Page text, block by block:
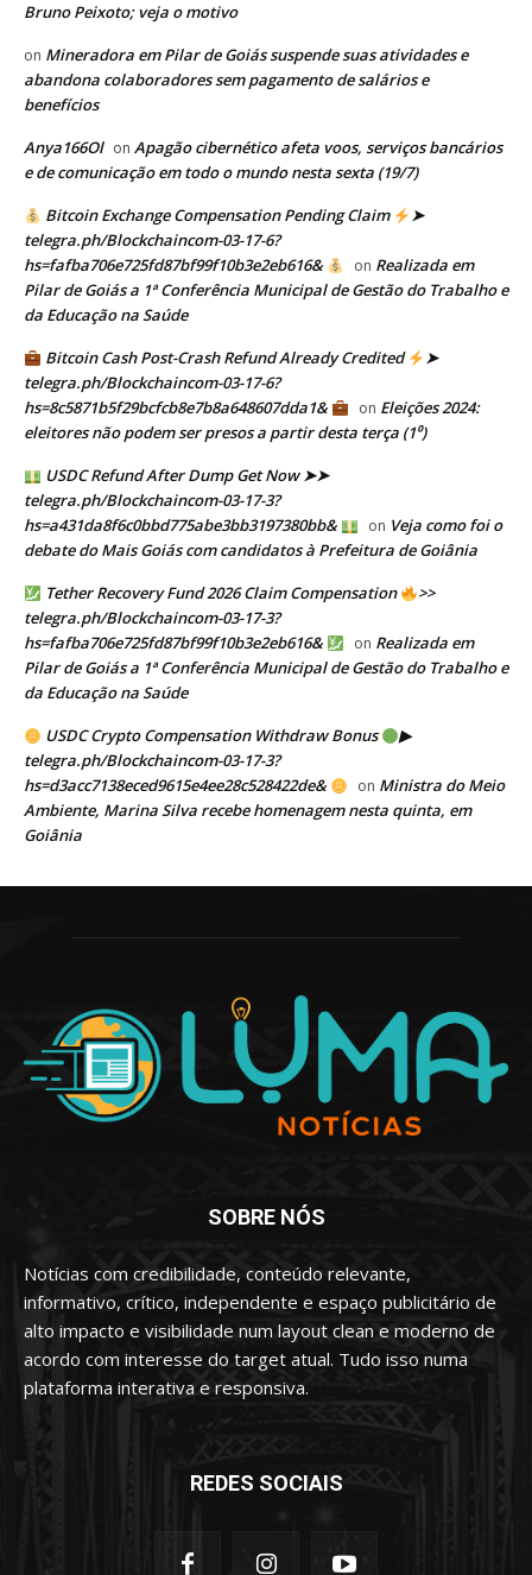
Bruno Peixoto; veja o motivo
on Mineradora em Pilar de Goiás suspende suas atividades e
abandona colaboradores sem pagamento de salários e
benefícios
Anya166Ol on Apagão cibernético afeta voos, serviços bancários
e de comunicação em todo o mundo nesta sexta (19/7)
Bitcoin Exchange Compensation Pending Claim
➤
telegra.ph/Blockchaincom-03-17-6?
hs=fafba706e725fd87bf99f10b3e2eb616&
on Realizada em
Pilar de Goiás a 1ª Conferência Municipal de Gestão do Trabalho e
da Educação na Saúde
Bitcoin Cash Post-Crash Refund Already Credited
➤
telegra.ph/Blockchaincom-03-17-6?
hs=8c5871b5f29bcfcb8e7b8a648607dda1&
on Eleições 2024:
eleitores não podem ser presos a partir desta terça (1⁰)
USDC Refund After Dump Get Now ➤➤
telegra.ph/Blockchaincom-03-17-3?
hs=a431da8f6c0bbd775abe3bb3197380bb&
on Veja como foi o
debate do Mais Goiás com candidatos à Prefeitura de Goiânia
Tether Recovery Fund 2026 Claim Compensation
>>
telegra.ph/Blockchaincom-03-17-3?
hs=fafba706e725fd87bf99f10b3e2eb616&
on Realizada em
Pilar de Goiás a 1ª Conferência Municipal de Gestão do Trabalho e
da Educação na Saúde
USDC Crypto Compensation Withdraw Bonus
▶
telegra.ph/Blockchaincom-03-17-3?
hs=d3acc7138eced9615e4ee28c528422de&
on Ministra do Meio
Ambiente, Marina Silva recebe homenagem nesta quinta, em
Goiânia
SOBRE NÓS
Notícias com credibilidade, conteúdo relevante,
informativo, crítico, independente e espaço publicitário de
alto impacto e visibilidade num layout clean e moderno de
acordo com interesse do target atual. Tudo isso numa
plataforma interativa e responsiva.
REDES SOCIAIS